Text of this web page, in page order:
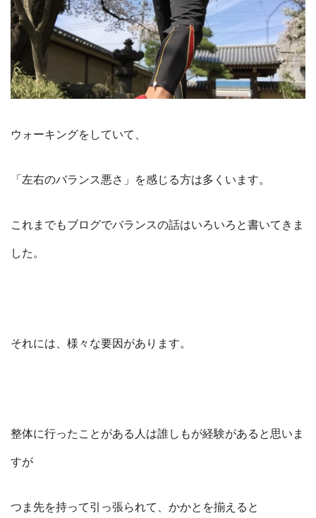
ウォーキングをしていて、
「左右のバランス悪さ」を感じる方は多くいます。
これまでもブログでバランスの話はいろいろと書いてきま
した。
それには、様々な要因があります。
整体に行ったことがある人は誰しもが経験があると思いま
すが
つま先を持って引っ張られて、かかとを揃えると